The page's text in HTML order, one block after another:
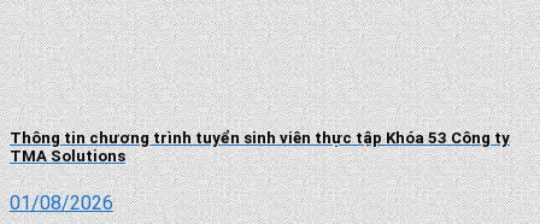
Thông tin chương trình tuyển sinh viên thực tập Khóa 53 Công ty
TMA Solutions
01/08/2026